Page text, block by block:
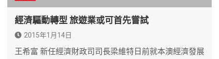
經濟驅動轉型 旅遊業或可首先嘗試
2015年1月14日
王希富 新任經濟財政司司長梁維特日前就本澳經濟發展